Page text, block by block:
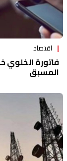
اقتصاد
فاتورة
المسبق